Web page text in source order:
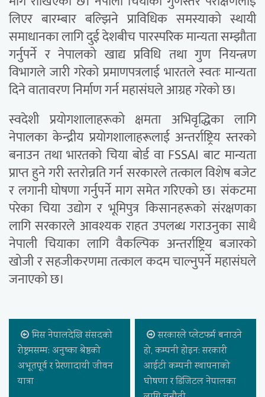
लिएर बारम्बार बल्झिने प्राविधिक समस्याको स्थायी
समाधानका लागि दुई देशबीच पारस्परिक मान्यता सम्झौता
गर्नुपर्ने र नेपालको खाद्य प्रविधि तथा गुण नियन्त्रण
विभागले जारी गरेको प्रमाणपत्रलाई भारतले स्वतः मान्यता
दिने वातावरण निर्माण गर्न महासंघले आग्रह गरेको छ।
स्वदेशी प्रयोगशालाहरूको क्षमता अभिवृद्धिका लागि
नेपालका केन्द्रीय प्रयोगशालाहरूलाई अन्तर्राष्ट्रिय स्तरको
बनाउन तथा भारतको चिया बोर्ड वा FSSAI बाट मान्यता
प्राप्त हुने गरी स्तरोन्नति गर्न सरकारले तत्काल विशेष बजेट
र लगानी घोषणा गर्नुपर्ने माग समेत गरिएको छ। संकटमा
परेका चिया उद्योग र भूमिपुत्र किसानहरूको संरक्षणका
लागि सरकारले आवश्यक राहत उपलब्ध गराउनुका साथै
नेपाली चियाका लागि वैकल्पिक अन्तर्राष्ट्रिय बजारको
खोजी र सहजीकरणमा तत्काल कदम चाल्नुपर्ने महासंघले
जनाएको छ।
मिस नेपालदेखि संसदको
रोष्ट्रमसम्म: अनुष्का श्रेष्ठको
अभूतपूर्व र प्रेरणादायी जीवन
यात्रा
सरकारले प्लेटफर्म बनाउने
हो, कम्पनी होइन: सरकारी
आईटी कम्पनी स्थापनाको
घोषणा र डिजिटल नेपालका